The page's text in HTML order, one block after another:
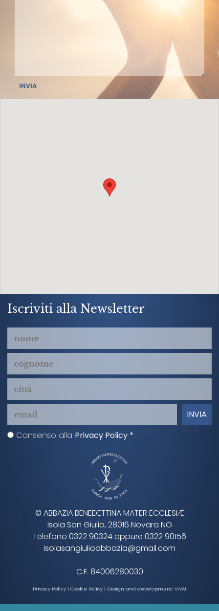
Iscriviti alla Newsletter
Consenso alla Privacy Policy *
© ABBAZIA BENEDETTINA MATER ECCLESIÆ
Isola San Giulio, 28016 Novara NO
Telefono 0322 90324 oppure 0322 90156
isolasangiulioabbazia@gmail.com
C.F. 84006280030
Privacy Policy | Cookie Policy | Design and development: VIVA!